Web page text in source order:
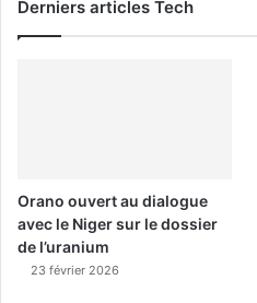
Derniers articles Tech
Orano ouvert au dialogue
avec le Niger sur le dossier
de l’uranium
23 février 2026